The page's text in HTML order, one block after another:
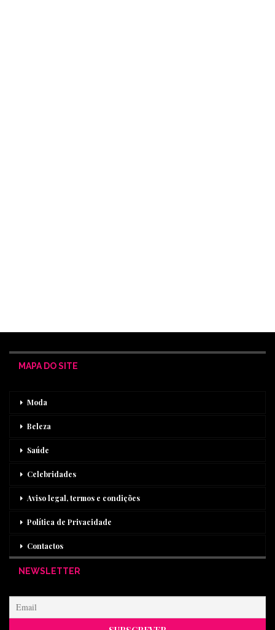
MAPA DO SITE
Moda
Beleza
Saúde
Celebridades
Aviso legal, termos e condições
Política de Privacidade
Contactos
NEWSLETTER